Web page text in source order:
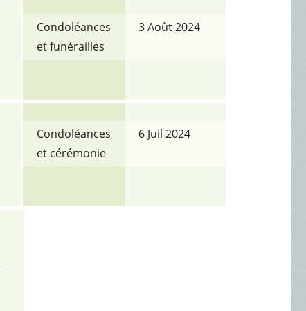
Condoléances
et funérailles
3 Août 2024
Condoléances
et cérémonie
6 Juil 2024